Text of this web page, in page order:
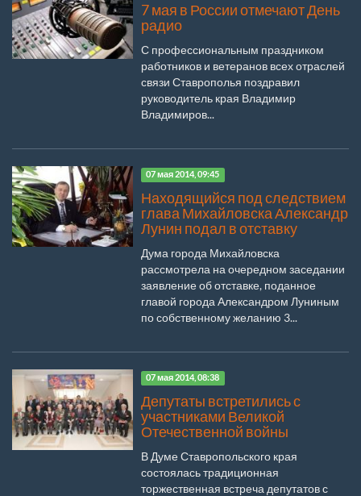
7 мая в России отмечают День
радио
С профессиональным праздником
работников и ветеранов всех отраслей
связи Ставрополья поздравил
руководитель края Владимир
Владимиров...
07 мая 2014, 09:45
Находящийся под следствием
глава Михайловска Александр
Лунин подал в отставку
Дума города Михайловска
рассмотрела на очередном заседании
заявление об отставке, поданное
главой города Александром Луниным
по собственному желанию 3...
07 мая 2014, 08:38
Депутаты встретились с
участниками Великой
Отечественной войны
В Думе Ставропольского края
состоялась традиционная
торжественная встреча депутатов с